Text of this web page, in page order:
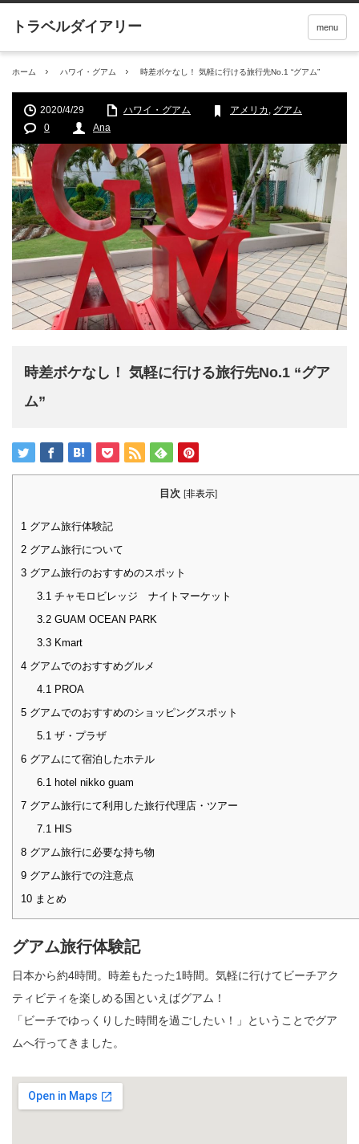
menu
ホーム ハワイ・グアム 時差ボケなし！ 気軽に行ける旅行先No.1 “グアム”
2020/4/29 ハワイ・グアム アメリカ , グアム
0
Ana
時差ボケなし！ 気軽に行ける旅行先No.1 “グア
ム”
目次 [非表示]
1 グアム旅行体験記
2 グアム旅行について
3 グアム旅行のおすすめのスポット
3.1 チャモロビレッジ ナイトマーケット
3.2GUAM OCEAN PARK
3.3Kmart
4 グアムでのおすすめグルメ
4.1 PROA
5 グアムでのおすすめのショッピングスポット
5.1 ザ・プラザ
6 グアムにて宿泊したホテル
6.1 hotel nikko guam
7 グアム旅行にて利用した旅行代理店・ツアー
7.1 HIS
8 グアム旅行に必要な持ち物
9 グアム旅行での注意点
10 まとめ
グアム旅行体験記
日本から約4時間。時差もたった1時間。気軽に行けてビーチアク
ティビティを楽しめる国といえばグアム！
「ビーチでゆっくりした時間を過ごしたい！」ということでグア
ムへ行ってきました。